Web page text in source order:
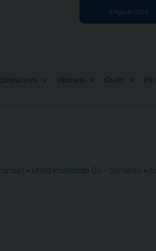
6 Agosto 2026
Diocesi Curia
I » Unità Pastorale 03 - Sorrento »